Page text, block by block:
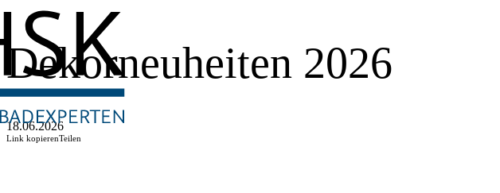
Dekorneuheiten 2026
18.06.2026
Link kopierenTeilen